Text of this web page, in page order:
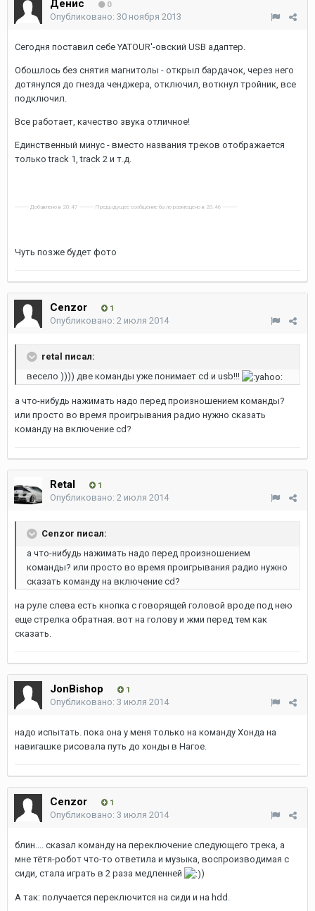
Денис 0
Опубликовано: 30 ноября 2013
Сегодня поставил себе YATOUR'-овский USB адаптер.
Обошлось без снятия магнитолы - открыл бардачок, через него
дотянулся до гнезда ченджера, отключил, воткнул тройник, все
подключил.
Все работает, качество звука отличное!
Единственный минус - вместо названия треков отображается
только track 1, track 2 и т.д.
---------- Добавлено в 20:47 ---------- Предыдущее сообщение было размещено в 20:46 ----------
Чуть позже будет фото
Cenzor 1
Опубликовано: 2 июля 2014
retal писал:
весело )))) две команды уже понимает cd и usb!!!
а что-нибудь нажимать надо перед произношением команды?
или просто во время проигрывания радио нужно сказать
команду на включение cd?
Retal 1
Опубликовано: 2 июля 2014
Cenzor писал:
а что-нибудь нажимать надо перед произношением
команды? или просто во время проигрывания радио нужно
сказать команду на включение cd?
на руле слева есть кнопка с говорящей головой вроде под нею
еще стрелка обратная. вот на голову и жми перед тем как
сказать.
JonBishop 1
Опубликовано: 3 июля 2014
надо испытать. пока она у меня только на команду Хонда на
навигашке рисовала путь до хонды в Нагое.
Cenzor 1
Опубликовано: 3 июля 2014
блин.... сказал команду на переключение следующего трека, а
мне тётя-робот что-то ответила и музыка, воспроизводимая с
сиди, стала играть в 2 раза медленней
)
А так: получается переключится на сиди и на hdd.